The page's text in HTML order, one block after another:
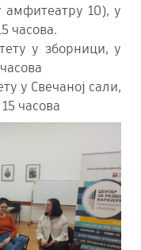
10), у
часова.
у зборници, у
у Свечаној сали,
часова